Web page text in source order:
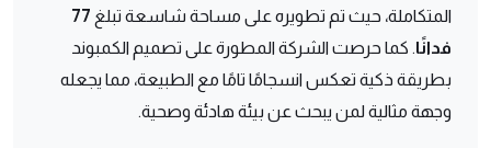
المتكاملة، حيث تم تطويره على مساحة شاسعة تبلغ 77
فدانًا. كما حرصت الشركة المطورة على تصميم الكمبوند
بطريقة ذكية تعكس انسجامًا تامًا مع الطبيعة، مما يجعله
وجهة مثالية لمن يبحث عن بيئة هادئة وصحية.